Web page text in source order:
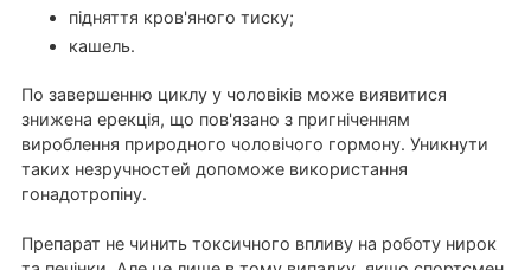
підняття кров'яного тиску;
кашель.
По завершенню циклу у чоловіків може виявитися
знижена ерекція, що пов'язано з пригніченням
вироблення природного чоловічого гормону. Уникнути
таких незручностей допоможе використання
гонадотропіну.
Препарат не чинить токсичного впливу на роботу нирок